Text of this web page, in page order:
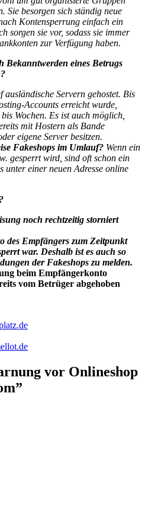
Sie besorgen sich ständig neue
Kontensperrung einfach ein
sorgen sie vor, sodass sie immer
zur Verfügung haben.
Bekanntwerden eines Betrugs
ausländische Servern gehostet. Bis
Accounts erreicht wurde,
Wochen. Es ist auch möglich,
mit Hostern als Bande
eigene Server besitzen.
Fakeshops im Umlauf? Wenn ein
gesperrt wird, sind oft schon ein
unter einer neuen Adresse online
noch rechtzeitig storniert
des Empfängers zum Zeitpunkt
war. Deshalb ist es auch so
der Fakeshops zu melden.
beim Empfängerkonto
vom Betrüger abgehoben
vor Onlineshop
”